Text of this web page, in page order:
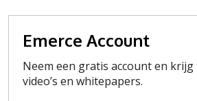
Emerce Account
Neem een gratis account en
video’s en whitepapers.